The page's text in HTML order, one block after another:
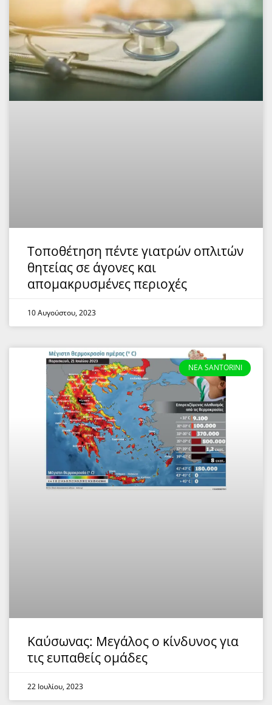
Τοποθέτηση πέντε γιατρών οπλιτών
θητείας σε άγονες και
απομακρυσμένες περιοχές
10 Αυγούστου, 2023
NEA SANTORINI
Καύσωνας: Μεγάλος ο κίνδυνος για
τις ευπαθείς ομάδες
22 Ιουλίου, 2023